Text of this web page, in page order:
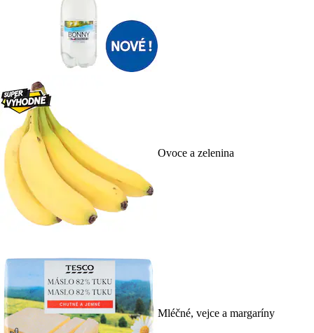
Ovoce a zelenina
Mléčné, vejce a margaríny